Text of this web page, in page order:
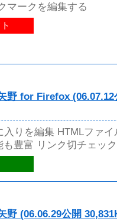
マークを編集する
野 for Firefox (06.07.12
入りを編集 HTMLファイ
も豊富 リンク切チェッ
野 (06.06.29公開